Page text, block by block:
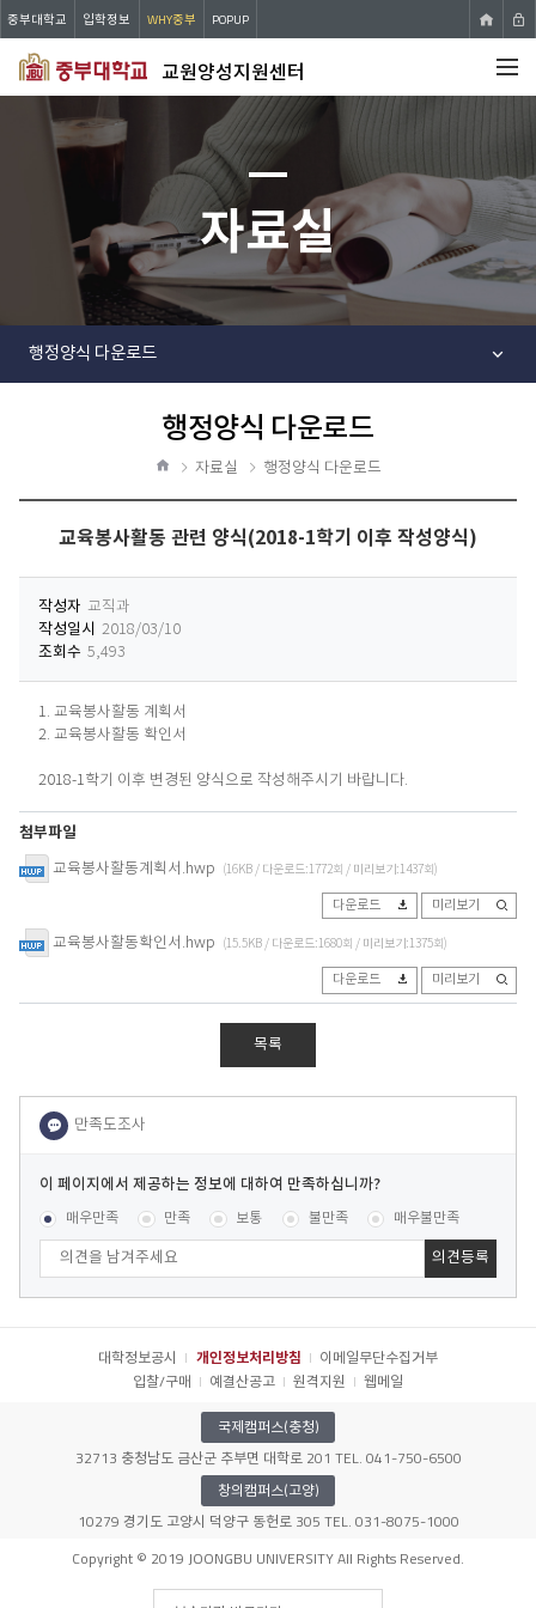
교원양성지원센터
중부대학교 입학정보 WHY중부 POPUP
자료실
행정양식 다운로드
행정양식 다운로드
자료실 행정양식 다운로드
교육봉사활동 관련 양식(2018-1학기 이후 작성양식)
작성자 교직과
작성일시 2018/03/10
조회수 5,493
1. 교육봉사활동 계획서
2. 교육봉사활동 확인서
2018-1학기 이후 변경된 양식으로 작성해주시기 바랍니다.
첨부파일
교육봉사활동계획서.hwp (16KB / 다운로드:1772회 / 미리보기:1437회)
다운로드 미리보기
교육봉사활동확인서.hwp (15.5KB / 다운로드:1680회 / 미리보기:1375회)
다운로드 미리보기
목록
이
페
이
에
서
콘텐츠 만족도 조사 [평균 .12 점 / 40 명 참여]
매우만족 만족 보통 불만족 매우불만족
대학정보공시 개인정보처리방침
이메일무단수집거부
입찰/구매
예결산공고 원격지원 웹메일
국제캠퍼스(충청)
32713 충청남도 금산군 추부면 대학로 201 TEL. 041-750-6500
창의캠퍼스(고양)
10279 경기도 고양시 덕양구 동헌로 305 TEL. 031-8075-1000
Copyright © 2019 JOONGBU UNIVERSITY All Rights Reserved.